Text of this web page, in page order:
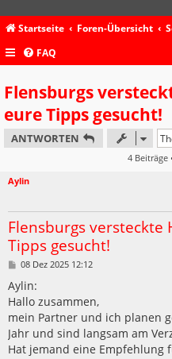
Startseite Foren-Übersicht
FAQ
Flensburgs
eure Tipps gesucht!
ANTWORTEN
4 Beiträge
Aylin
Flensburgs versteckte
Tipps gesucht!
B
i
t
r
a
g
08 Dez 2025 12:12
Aylin:
Hallo zusammen,
mein Partner und ich planen
Jahr und sind langsam am
Hat jemand eine Empfehlung